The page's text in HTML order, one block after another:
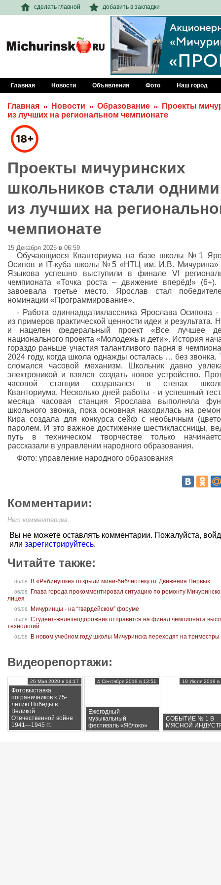
сделать главной добавить в закладки
Главная Новости Объявления Фото Наш город
Главная Новости Образование
Проекты
из лучших на региональном чемпионате
Проекты мичуринских
школьников стали одними
из лучших на
чемпионате
15 Декабря 2025 в 06:59
Обучающиеся Кванториума на базе школы №1
Осипов и IT-куба школы №5 «НТЦ им. И.В. Мичурина»
Языкова успешно выступили в финале VI
чемпионата «Точка роста – движение вперёд!» (6+).
завоевала третье место. Ярослав стал
номинации «Программирование».
- Работа одиннадцатиклассника Ярослава Осипова -
из примеров практической ценности идеи и результата.
и нацелен федеральный проект «Все лучшее
национального проекта «Молодежь и дети». История
гораздо раньше участия талантливого парня в
2024 году, когда школа однажды осталась … без звонка.
сломался часовой механизм. Школьник давно
электроникой и взялся создать новое устройство.
часовой станции создавался в стенах
Кванториума. Несколько дней работы - и успешный
месяца часовая станция Ярослава выполняла
школьного звонка, пока основная находилась на
Кира создала для конкурса сейф с необычным
паролем. И это важное достижение шестиклассницы,
путь в техническом творчестве только
рассказали в управлении народного образования.
Фото: управление народного образования
Комментарии:
Нет комментариев.
Вы не можете оставлять комментарии. Пожалуйста,
или зарегистрируйтесь.
Читайте также:
06/08 В «Рябинушке» открыли мини-библиотеку от Движения Первых
06/08
Глава города прокомментировал ситуацию по ремонту
лицея
05/08 Мичуринцы - на “гвардейском” форуме
05/08
Студент-железнодорожник отправится на финал чемпионата
технологий
01/08 В новом учебном году школы Мичуринска переходят на триместры
Видеорепортажи:
Фотовыставка
пограничников к 75-
летию Победы в
Великой
Отечественной войне
1941—1945 гг.
26 Мая 2020 в 14:17
Ежегодный
музыкальный
фестиваль «Яблоко»
4 Сентября 2019 в 13:51
СОБЫТИЕ № 1 В
МЯСНОЙ
19 Июля 2019 в